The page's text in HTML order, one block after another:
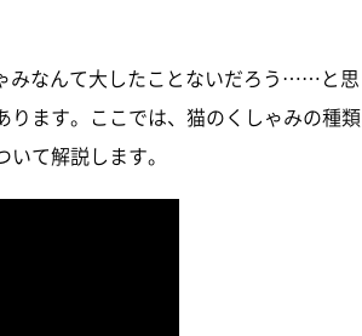
みなんて大したことないだろう……と思
ります。ここでは、猫のくしゃみの種類
て解説します。